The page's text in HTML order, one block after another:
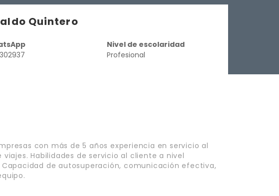
Quintero
Nivel de escolaridad
Profesional
con más de 5 años experiencia en servicio al
Habilidades de servicio al cliente a nivel
de autosuperación, comunicación efectiva,